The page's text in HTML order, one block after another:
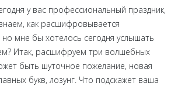
у вас профессиональный праздник,
как расшифровывается
мне бы хотелось сегодня услышать
Итак, расшифруем три волшебных
быть шуточное пожелание, новая
букв, лозунг. Что подскажет ваша